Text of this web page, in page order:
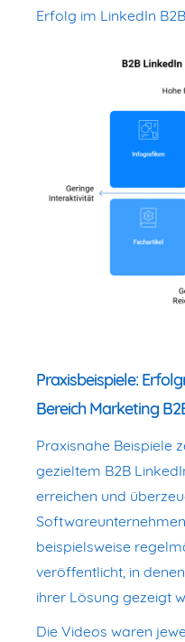
Erfolg im LinkedIn
Praxisbeispiele:
Bereich Marketing
Praxisnahe Beispiele
gezieltem B2B
erreichen und
beispielsweise
veröffentlicht, in
ihrer Lösung gezeigt
Die Videos waren